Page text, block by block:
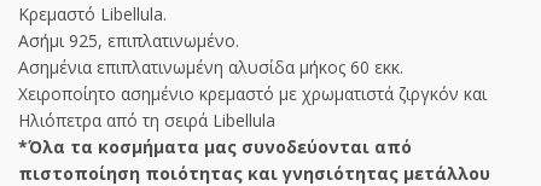
Κρεμαστό Libellula.
Ασήμι 925, επιπλατινωμένο.
Ασημένια επιπλατινωμένη αλυσίδα μήκος 60 εκκ.
Χειροποίητο ασημένιο κρεμαστό με χρωματιστά ζιργκόν και
Ηλιόπετρα από τη σειρά Libellula
*Όλα τα κοσμήματα μας συνοδεύονται από
πιστοποίηση ποιότητας και γνησιότητας μετάλλου